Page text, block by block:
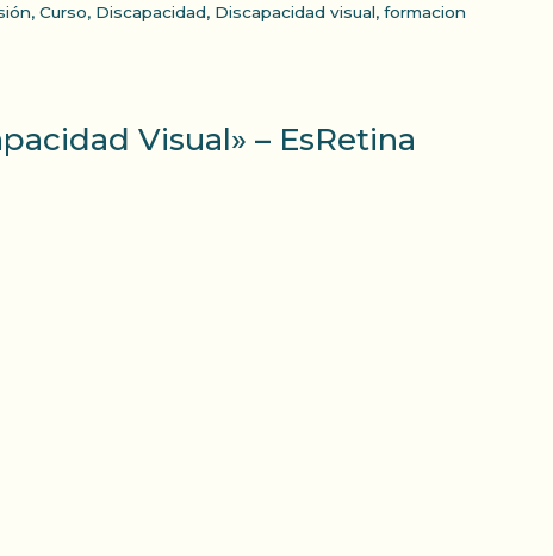
, Curso, Discapacidad, Discapacidad visual, formacion
Visual» – EsRetina